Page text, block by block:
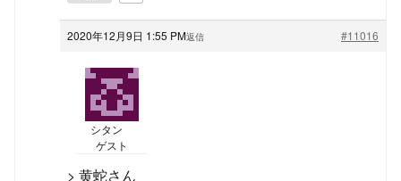
2020年12月9日 1:55 PM #11016
返信
シタン
ゲスト
> 黄蛇さん